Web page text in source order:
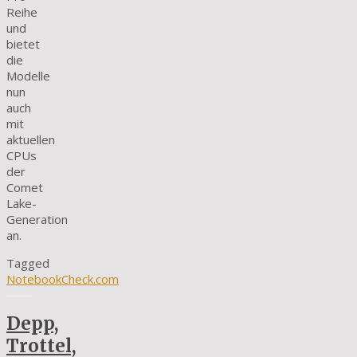
Reihe
und
bietet
die
Modelle
nun
auch
mit
aktuellen
CPUs
der
Comet
Lake-
Generation
an.
Tagged
NotebookCheck.com
Depp,
Trottel,